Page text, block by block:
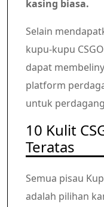
kasing biasa.
Selain
kupu-kupu
dapat
platform
untuk
10 Kulit
Teratas
Semua pisau
adalah pilihan